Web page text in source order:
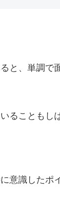
と、単調で
ることもし
意識したポ